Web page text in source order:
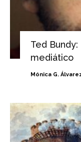
Ted
mediático
Mónica G.